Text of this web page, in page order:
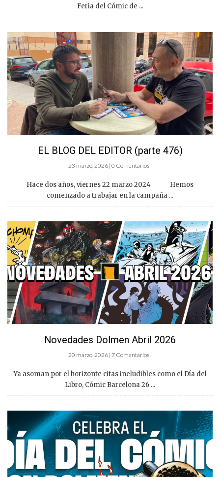
Feria del Cómic de ...
EL BLOG DEL EDITOR (parte 476)
23 marzo, 2026 | 0 Comentarios |
Hace dos años, viernes 22 marzo 2024 Hemos
comenzado a trabajar en la campaña ...
Novedades Dolmen Abril 2026
20 marzo, 2026 | 7 Comentarios |
Ya asoman por el horizonte citas ineludibles como el Día del
Libro, Cómic Barcelona 26 ...